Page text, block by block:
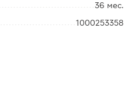
36 мес.
1000253358